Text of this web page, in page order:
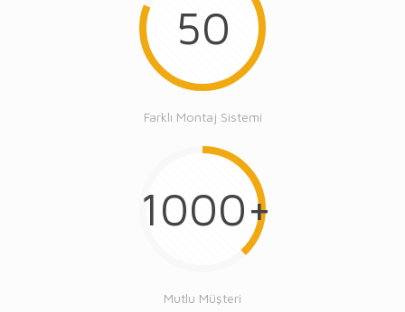
50
Farklı Montaj Sistemi
1000+
Mutlu Müşteri